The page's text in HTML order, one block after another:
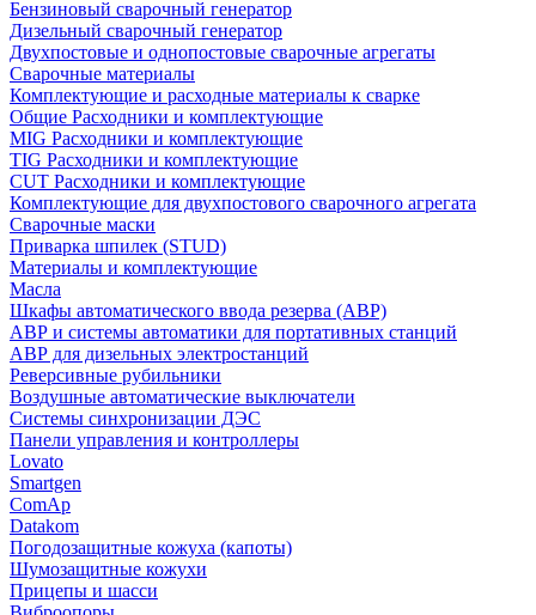
Бензиновый сварочный генератор
Дизельный сварочный генератор
Двухпостовые и однопостовые сварочные агрегаты
Сварочные материалы
Комплектующие и расходные материалы к сварке
Общие Расходники и комплектующие
MIG Расходники и комплектующие
TIG Расходники и комплектующие
CUT Расходники и комплектующие
Комплектующие для двухпостового сварочного агрегата
Сварочные маски
Приварка шпилек (STUD)
Материалы и комплектующие
Масла
Шкафы автоматического ввода резерва (АВР)
АВР и системы автоматики для портативных станций
АВР для дизельных электростанций
Реверсивные рубильники
Воздушные автоматические выключатели
Системы синхронизации ДЭС
Панели управления и контроллеры
Lovato
Smartgen
ComAp
Datakom
Погодозащитные кожуха (капоты)
Шумозащитные кожухи
Прицепы и шасси